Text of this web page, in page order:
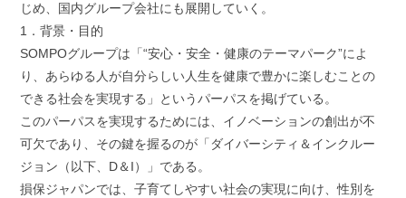
じめ、国内グループ会社にも展開していく。
1．背景・目的
SOMPOグループは「“安心・安全・健康のテーマパーク”によ
り、あらゆる人が自分らしい人生を健康で豊かに楽しむことの
できる社会を実現する」というパーパスを掲げている。
このパーパスを実現するためには、イノベーションの創出が不
可欠であり、その鍵を握るのが「ダイバーシティ＆インクルー
ジョン（以下、D＆I）」である。
損保ジャパンでは、子育てしやすい社会の実現に向け、性別を